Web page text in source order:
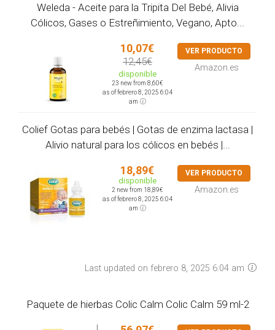
Weleda - Aceite para la Tripita Del Bebé, Alivia
Cólicos, Gases o Estreñimiento, Vegano, Apto...
10,07€
12,45€
disponible
23 new from 8,60€
as of febrero 8, 2025 6:04
am
VER PRODUCTO
Amazon.es
Colief Gotas para bebés | Gotas de enzima lactasa |
Alivio natural para los cólicos en bebés |...
18,89€
disponible
2 new from 18,89€
as of febrero 8, 2025 6:04
am
VER PRODUCTO
Amazon.es
Last updated on febrero 8, 2025 6:04 am
Paquete de hierbas Colic Calm Colic Calm 59 ml-2